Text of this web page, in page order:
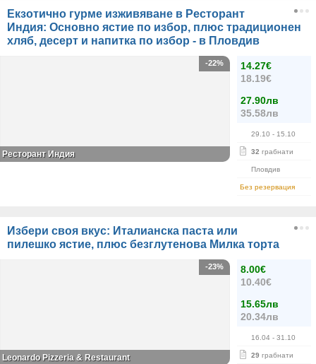
Екзотично гурме изживяване в Ресторант
Индия: Основно ястие по избор, плюс традиционен
хляб, десерт и напитка по избор - в Пловдив
14.27€
18.19€
27.90лв
35.58лв
29.10 - 15.10
32 грабнати
Пловдив
Без резервация
-22%
Ресторант Индия
Избери своя вкус: Италианска паста или
пилешко ястие, плюс безглутенова Милка торта
8.00€
10.40€
15.65лв
20.34лв
16.04 - 31.10
29 грабнати
-23%
Leonardo Pizzeria & Restaurant